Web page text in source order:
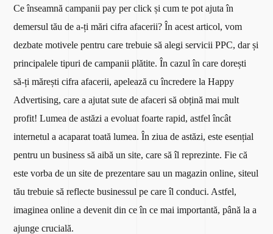
Ce înseamnă campanii pay per click și cum te pot ajuta în
demersul tău de a-ți mări cifra afacerii? În acest articol, vom
dezbate motivele pentru care trebuie să alegi servicii PPC, dar și
principalele tipuri de campanii plătite. În cazul în care dorești
să-ți mărești cifra afacerii, apelează cu încredere la Happy
Advertising, care a ajutat sute de afaceri să obțină mai mult
profit! Lumea de astăzi a evoluat foarte rapid, astfel încât
internetul a acaparat toată lumea. În ziua de astăzi, este esențial
pentru un business să aibă un site, care să îl reprezinte. Fie că
este vorba de un site de prezentare sau un magazin online, siteul
tău trebuie să reflecte businessul pe care îl conduci. Astfel,
imaginea online a devenit din ce în ce mai importantă, până la a
ajunge crucială.